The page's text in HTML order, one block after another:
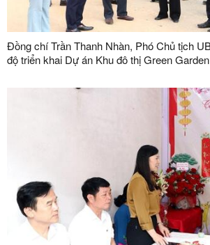
Đồng chí Trần Thanh Nhàn, Phó Chủ tịch
độ triển khai Dự án Khu đô thị Green Garden